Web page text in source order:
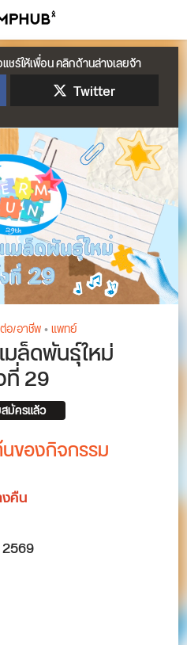
ชร์ให้เพื่อน คลิกด้านล่างเลยจ้า
Twitter
อ/อาชีพ•แพทย์
มล็ดพันธุ์ใหม่
29
มัครแล้ว
ของกิจกรรม
คืน